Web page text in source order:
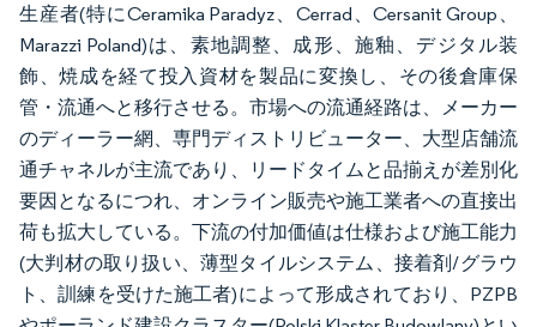
生産者(特にCeramika Paradyz、Cerrad、Cersanit Group、
Marazzi Poland)は、素地調整、成形、施釉、デジタル装
飾、焼成を経て投入資材を製品に変換し、その後倉庫保
管・流通へと移行させる。市場への流通経路は、メーカー
のディーラー網、専門ディストリビューター、大型店舗流
通チャネルが主流であり、リードタイムと品揃えが差別化
要因となるにつれ、オンライン販売や施工業者への直接出
荷も拡大している。下流の付加価値は仕様および施工能力
(大判材の取り扱い、薄型タイルシステム、接着剤/グラウ
ト、訓練を受けた施工者)によって形成されており、PZPB